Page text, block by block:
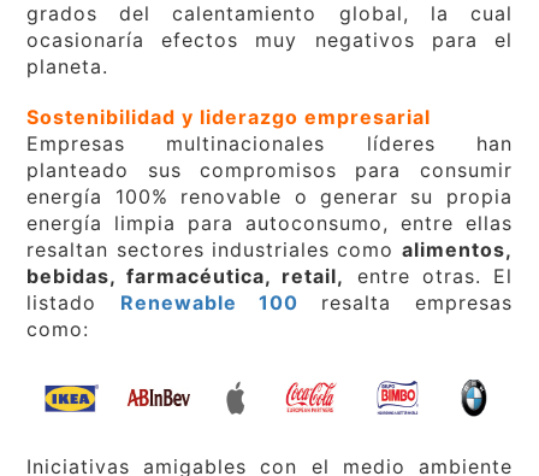
grados del calentamiento global, la cual
ocasionaría efectos muy negativos para el
planeta.
Sostenibilidad y liderazgo empresarial
Empresas multinacionales líderes han
planteado sus compromisos para consumir
energía 100% renovable o generar su propia
energía limpia para autoconsumo, entre ellas
resaltan sectores industriales como alimentos,
bebidas, farmacéutica, retail,
entre otras. El
listado Renewable 100 resalta empresas
como:
Iniciativas amigables con el medio ambiente